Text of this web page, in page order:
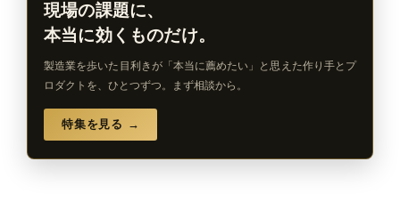
現場の課題に、
本当に効くものだけ。
製造業を歩いた目利きが「本当に薦めたい」と思えた作り手とプ
ロダクトを、ひとつずつ。まず相談から。
特集を見る →